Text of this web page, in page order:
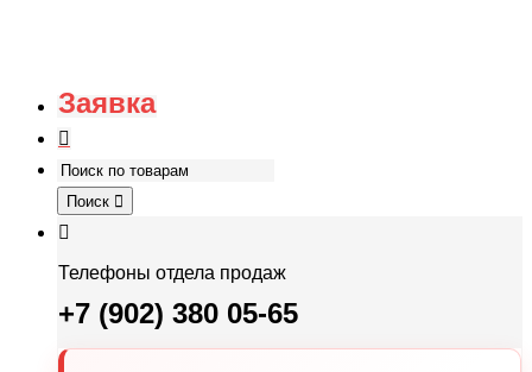
Заявка
Поиск
Телефоны отдела продаж
+7 (902) 380 05-65